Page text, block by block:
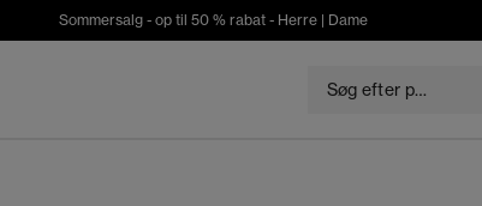
Sommersalg - op til 50 % rabat - Herre| Dame